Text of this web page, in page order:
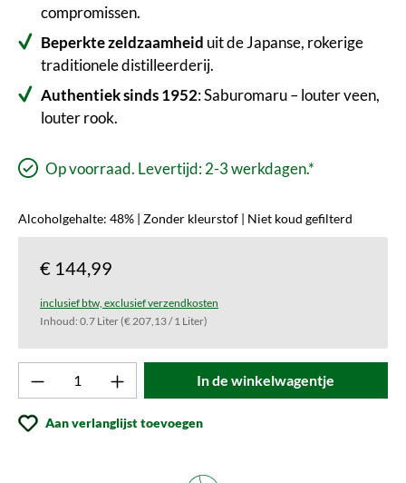
compromissen.
Beperkte zeldzaamheid uit de Japanse, rokerige
traditionele distilleerderij.
Authentiek sinds 1952: Saburomaru – louter veen,
louter rook.
Op voorraad. Levertijd: 2-3 werkdagen.*
Alcoholgehalte: 48% | Zonder kleurstof | Niet koud gefilterd
€ 144,99
inclusief btw, exclusief verzendkosten
Inhoud: 0.7 Liter(€ 207,13 / 1 Liter)
Product aantal: Voer de gewenste waarde
In de winkelwagentje
Aan verlanglijst toevoegen